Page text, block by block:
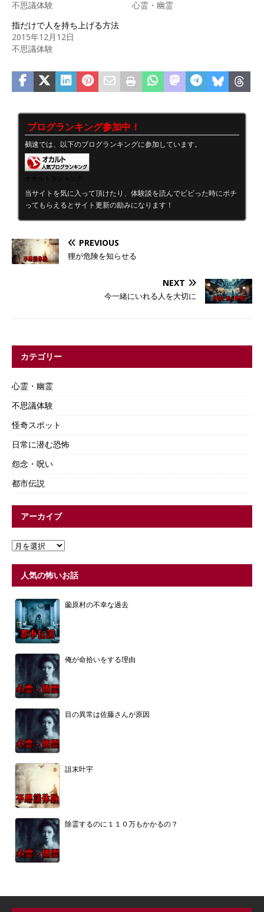
不思議体験
心霊・幽霊
指だけで人を持ち上げる方法
2015年12月12日
不思議体験
ブログランキング参加中！
鵺速では、以下のブログランキングに参加しています。
当サイトを気に入って頂けたり、体験談を読んでビビった時にポチ
ってもらえるとサイト更新の励みになります！
PREVIOUS
狸が危険を知らせる
NEXT
今一緒にいれる人を大切に
カテゴリー
心霊・幽霊
不思議体験
怪奇スポット
日常に潜む恐怖
怨念・呪い
都市伝説
アーカイブ
人気の怖いお話
薗原村の不幸な過去
俺が命拾いをする理由
目の異常は佐藤さんが原因
詛末叶宇
除霊するのに１１０万もかかるの？